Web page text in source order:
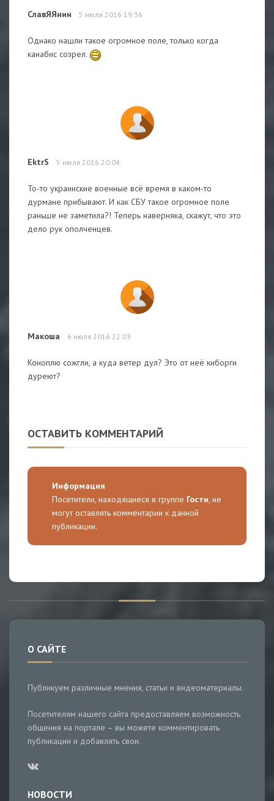
СлавЯЯнин 5 июля 2016 19:36
Однако нашли такое огромное поле, только когда
канабис созрел.
EktrS 5 июля 2016 20:04
То-то украинские военные всё время в каком-то
дурмане прибывают. И как СБУ такое огромное поле
раньше не заметила?! Теперь наверняка, скажут, что это
дело рук ополченцев.
Макоша 6 июля 2016 22:03
Коноплю сожгли, а куда ветер дул? Это от неё киборги
дуреют?
ОСТАВИТЬ КОММЕНТАРИЙ
Информация
Посетители, находящиеся в группе Гости, не
могут оставлять комментарии к данной
публикации.
О САЙТЕ
Публикуем различные мнения, статьи и видеоматериалы.
Посетителям нашего сайта предоставляем возможность
общения на портале – вы можете комментировать
публикации и добавлять свои.
НОВОСТИ